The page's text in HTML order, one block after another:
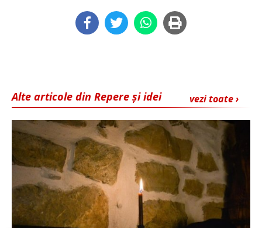
vezi toate ›
Alte articole din Repere și idei